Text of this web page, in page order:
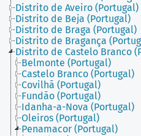
Distrito de Aveiro (Portugal)
Distrito de Beja (Portugal)
Distrito de Braga (Portugal)
Distrito de Bragança
Distrito de Castelo Branco
Belmonte (Portugal)
Castelo Branco (Portugal)
Covilhã (Portugal)
Fundão (Portugal)
Idanha-a-Nova (Portugal)
Oleiros (Portugal)
Penamacor (Portugal)